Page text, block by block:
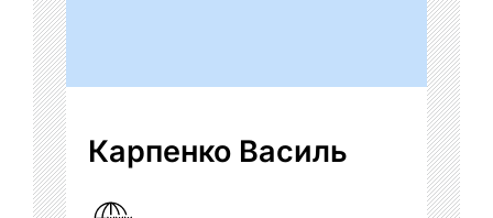
Карпенко Василь